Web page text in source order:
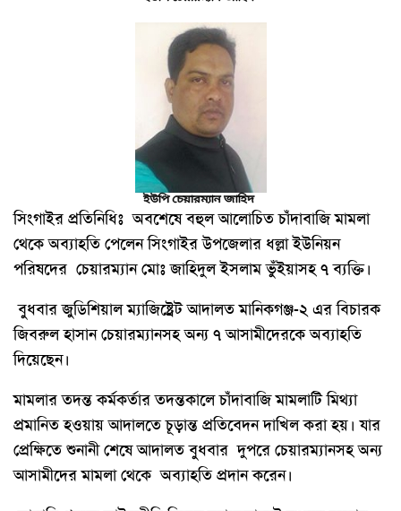
সিংগাইর প্রতিনিধিঃ অবশেষে বহুল আলোচিত চাঁদাবাজি মামলা
থেকে অব্যাহতি পেলেন সিংগাইর উপজেলার ধল্লা ইউনিয়ন
পরিষদের চেয়ারম্যান মোঃ জাহিদুল ইসলাম ভুঁইয়াসহ ৭ ব্যক্তি।
বুধবার জুডিশিয়াল ম্যাজিষ্ট্রেট আদালত মানিকগঞ্জ-২ এর বিচারক
জিবরুল হাসান চেয়ারম্যানসহ অন্য ৭ আসামীদেরকে অব্যাহতি
দিয়েছেন।
মামলার তদন্ত কর্মকর্তার তদন্তকালে চাঁদাবাজি মামলাটি মিথ্যা
প্রমানিত হওয়ায় আদালতে চূড়ান্ত প্রতিবেদন দাখিল করা হয়। যার
প্রেক্ষিতে শুনানী শেষে আদালত বুধবার দুপরে চেয়ারম্যানসহ অন্য
আসামীদের মামলা থেকে অব্যাহতি প্রদান করেন।